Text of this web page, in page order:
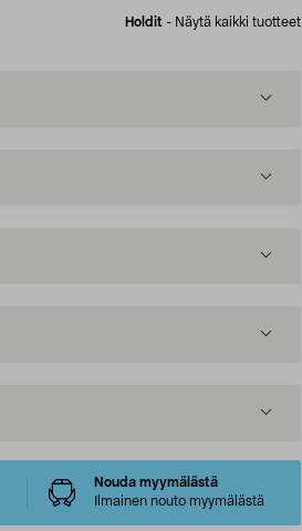
Holdit - Näytä kaikki tuotteet
Nouda myymälästä
Ilmainen nouto myymälästä